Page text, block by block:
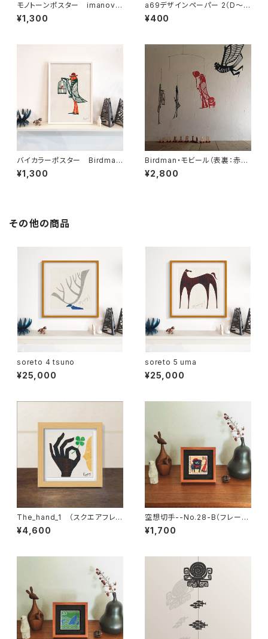
モノトーンポスター imanova
Tree 3
¥1,300
a69デザインペーパー 2（D〜
H）5種
¥400
バイカラーポスター Birdman
2 Birdmanと鳥籠
¥1,300
Birdman・モビール（表裏：赤黒
合わせ・鳥人）
¥2,800
その他の商品
soreto 4 tsuno
¥25,000
soreto 5 uma
¥25,000
The_hand_1 （スクエアフレ
ーム付・サイン入り）
¥4,600
空想切手--No.28-B（フレーム
付、切手風プチアート）
¥1,700